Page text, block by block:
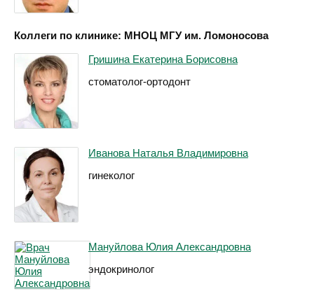
Коллеги по клинике: МНОЦ МГУ им. Ломоносова
Гришина Екатерина Борисовна
стоматолог-ортодонт
Иванова Наталья Владимировна
гинеколог
Мануйлова Юлия Александровна
эндокринолог